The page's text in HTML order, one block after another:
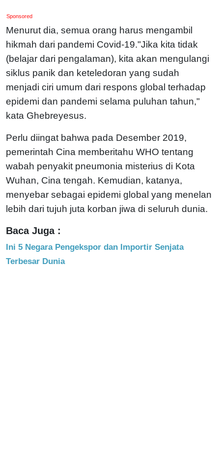
Sponsored
Menurut dia, semua orang harus mengambil
hikmah dari pandemi Covid-19."Jika kita tidak
(belajar dari pengalaman), kita akan mengulangi
siklus panik dan keteledoran yang sudah
menjadi ciri umum dari respons global terhadap
epidemi dan pandemi selama puluhan tahun,"
kata Ghebreyesus.
Perlu diingat bahwa pada Desember 2019,
pemerintah Cina memberitahu WHO tentang
wabah penyakit pneumonia misterius di Kota
Wuhan, Cina tengah. Kemudian, katanya,
menyebar sebagai epidemi global yang menelan
lebih dari tujuh juta korban jiwa di seluruh dunia.
Baca Juga :
Ini 5 Negara Pengekspor dan Importir Senjata
Terbesar Dunia